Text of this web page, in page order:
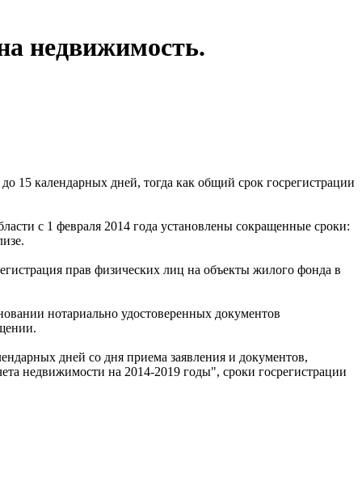
недвижимость.
15 календарных дней, тогда как общий срок госрегистрации
с 1 февраля 2014 года установлены сокращенные сроки:
прав физических лиц на объекты жилого фонда в
нотариально удостоверенных документов
дней со дня приема заявления и документов,
недвижимости на 2014-2019 годы", сроки госрегистрации